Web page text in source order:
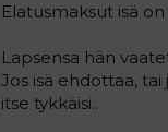
Elatusmaksut isä
Lapsensa hän
Jos isä ehdottaa,
itse tykkäisi..